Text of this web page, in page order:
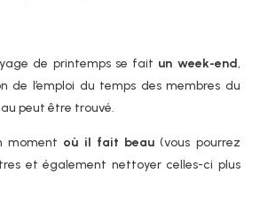
de printemps se fait un week-end,
de l’emploi du temps des membres du
peut être trouvé.
moment où il fait beau (vous pourrez
et également nettoyer celles-ci plus